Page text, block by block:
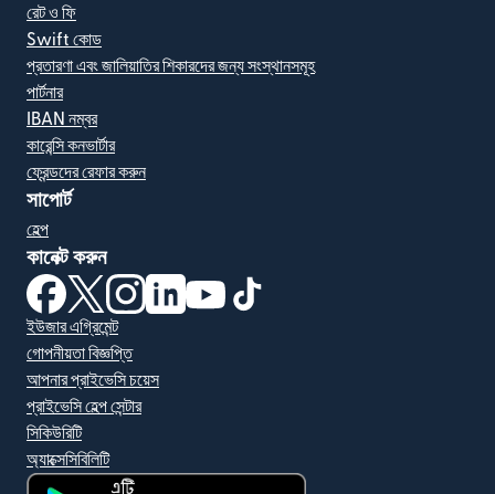
রেট ও ফি
Swift কোড
প্রতারণা এবং জালিয়াতির শিকারদের জন্য সংস্থানসমূহ
পার্টনার
IBAN নম্বর
কারেন্সি কনভার্টার
ফ্রেন্ডদের রেফার করুন
সাপোর্ট
হেল্প
কানেক্ট করুন
(নতুন উইন্ডোতে খুলবে)
(নতুন উইন্ডোতে খুলবে)
(নতুন উইন্ডোতে খুলবে)
(নতুন উইন্ডোতে খুলবে)
(নতুন উইন্ডোতে খুলবে)
ইউজার এগ্রিমেন্ট
গোপনীয়তা বিজ্ঞপ্তি
আপনার প্রাইভেসি চয়েস
প্রাইভেসি হেল্প সেন্টার
সিকিউরিটি
অ্যাক্সেসিবিলিটি